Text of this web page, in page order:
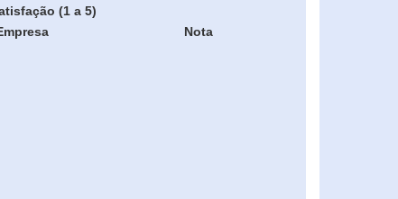
(1 a 5)
Nota